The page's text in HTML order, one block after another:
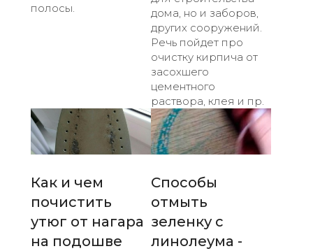
полосы.
дома, но и заборов,
других сооружений.
Речь пойдет про
очистку кирпича от
засохшего
цементного
раствора, клея и пр.
Как и чем
почистить
утюг от нагара
на подошве
Способы
отмыть
зеленку с
линолеума -